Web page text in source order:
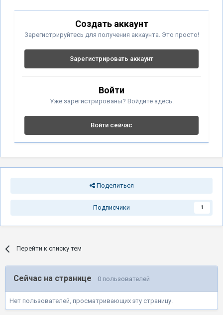
Создать аккаунт
Зарегистрируйтесь для получения аккаунта. Это просто!
Зарегистрировать аккаунт
Войти
Уже зарегистрированы? Войдите здесь.
Войти сейчас
Поделиться
Подписчики 1
Перейти к списку тем
Сейчас на странице 0 пользователей
Нет пользователей, просматривающих эту страницу.